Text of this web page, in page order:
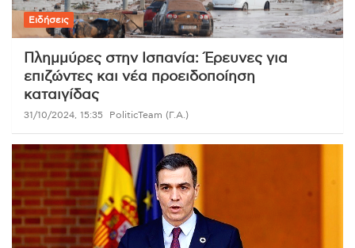
Ειδήσεις
Πλημμύρες στην Ισπανία: Έρευνες για
επιζώντες και νέα προειδοποίηση
καταιγίδας
31/10/2024, 15:35 PoliticTeam (Γ.Α.)